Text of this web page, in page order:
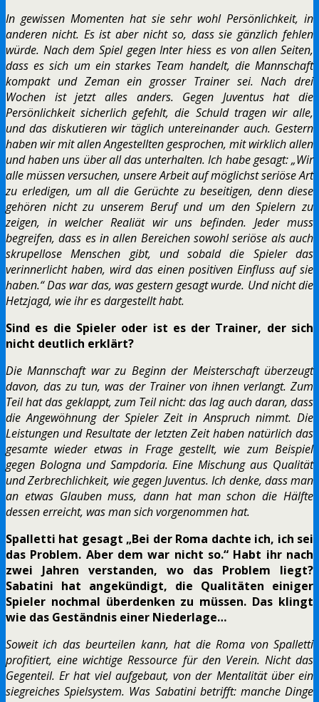
In gewissen Momenten hat sie sehr wohl Persönlichkeit, in
anderen nicht. Es ist aber nicht so, dass sie gänzlich fehlen
würde. Nach dem Spiel gegen Inter hiess es von allen Seiten,
dass es sich um ein starkes Team handelt, die Mannschaft
kompakt und Zeman ein grosser Trainer sei. Nach drei
Wochen ist jetzt alles anders. Gegen Juventus hat die
Persönlichkeit sicherlich gefehlt, die Schuld tragen wir alle,
und das diskutieren wir täglich untereinander auch. Gestern
haben wir mit allen Angestellten gesprochen, mit wirklich allen
und haben uns über all das unterhalten. Ich habe gesagt: „Wir
alle müssen versuchen, unsere Arbeit auf möglichst seriöse Art
zu erledigen, um all die Gerüchte zu beseitigen, denn diese
gehören nicht zu unserem Beruf und um den Spielern zu
zeigen, in welcher Realiät wir uns befinden. Jeder muss
begreifen, dass es in allen Bereichen sowohl seriöse als auch
skrupellose Menschen gibt, und sobald die Spieler das
verinnerlicht haben, wird das einen positiven Einfluss auf sie
haben.“ Das war das, was gestern gesagt wurde. Und nicht die
Hetzjagd, wie ihr es dargestellt habt.
Sind es die Spieler oder ist es der Trainer, der sich
nicht deutlich erklärt?
Die Mannschaft war zu Beginn der Meisterschaft überzeugt
davon, das zu tun, was der Trainer von ihnen verlangt. Zum
Teil hat das geklappt, zum Teil nicht: das lag auch daran, dass
die Angewöhnung der Spieler Zeit in Anspruch nimmt. Die
Leistungen und Resultate der letzten Zeit haben natürlich das
gesamte wieder etwas in Frage gestellt, wie zum Beispiel
gegen Bologna und Sampdoria. Eine Mischung aus Qualität
und Zerbrechlichkeit, wie gegen Juventus. Ich denke, dass man
an etwas Glauben muss, dann hat man schon die Hälfte
dessen erreicht, was man sich vorgenommen hat.
Spalletti hat gesagt „Bei der Roma dachte ich, ich sei
das Problem. Aber dem war nicht so.“ Habt ihr nach
zwei Jahren verstanden, wo das Problem liegt?
Sabatini hat angekündigt, die Qualitäten einiger
Spieler nochmal überdenken zu müssen. Das klingt
wie das Geständnis einer Niederlage…
Soweit ich das beurteilen kann, hat die Roma von Spalletti
profitiert, eine wichtige Ressource für den Verein. Nicht das
Gegenteil. Er hat viel aufgebaut, von der Mentalität über ein
siegreiches Spielsystem. Was Sabatini betrifft: manche Dinge